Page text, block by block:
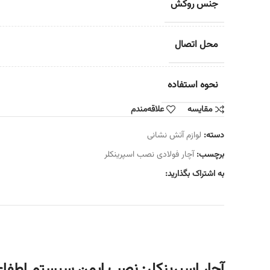
جنس روکش
محل اتصال
نحوه استفاده
مقایسه
علاقه‌مندم
دسته: لوازم آتش نشانی
برچسب: آچار فولادی نصب اسپرینکلر
به اشتراک بگذارید: